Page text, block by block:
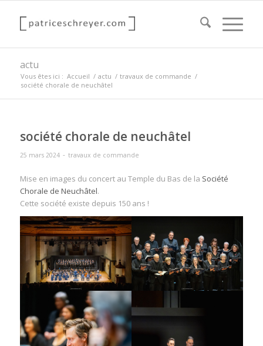
actu
Vous êtes ici : Accueil / actu / travaux de commande /
société chorale de neuchâtel
société chorale de neuchâtel
25 mars 2024 - travaux de commande
Mise en images du concert au Temple du Bas de la Société
Chorale de Neuchâtel.
Cette société existe depuis 150 ans !